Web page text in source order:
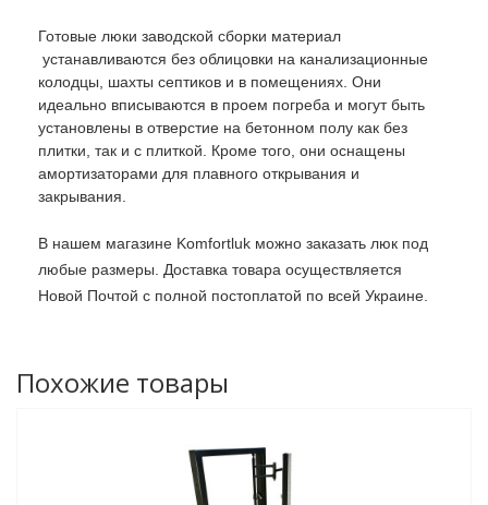
Готовые люки заводской сборки материал
устанавливаются без облицовки на канализационные
колодцы, шахты септиков и в помещениях. Они
идеально вписываются в проем погреба и могут быть
установлены в отверстие на бетонном полу как без
плитки, так и с плиткой. Кроме того, они оснащены
амортизаторами для плавного открывания и
закрывания.
В нашем магазине Komfortluk можно заказать люк под
любые размеры. Доставка товара осуществляется
Новой Почтой с полной постоплатой по всей Украине.
Похожие товары